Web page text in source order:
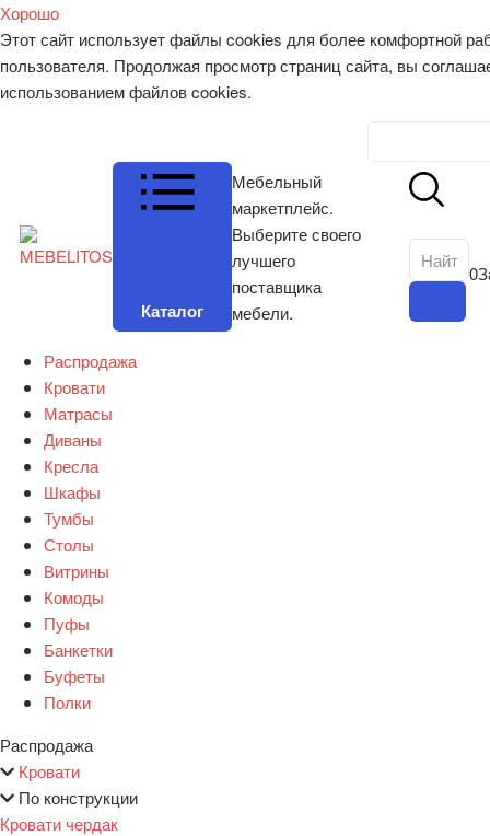
Хорошо
Этот сайт использует файлы cookies для более комфортной
пользователя. Продолжая просмотр страниц сайта, вы
использованием файлов cookies.
Каталог
Мебельный
маркетплейс.
Выберите своего
лучшего
поставщика
мебели.
0
Распродажа
Кровати
Матрасы
Диваны
Кресла
Шкафы
Тумбы
Столы
Витрины
Комоды
Пуфы
Банкетки
Буфеты
Полки
Распродажа
Кровати
По конструкции
Кровати чердак